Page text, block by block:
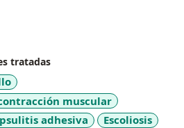
tratamientos, con
empatía para la atención que
tratadas
muscular
adhesiva Escoliosis